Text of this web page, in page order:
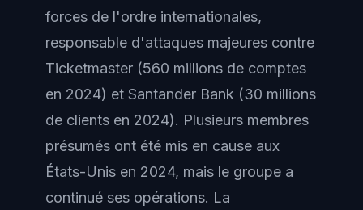
forces de l'ordre internationales,
responsable d'attaques majeures contre
Ticketmaster (560 millions de comptes
en 2024) et Santander Bank (30 millions
de clients en 2024). Plusieurs membres
présumés ont été mis en cause aux
États-Unis en 2024, mais le groupe a
continué ses opérations. La